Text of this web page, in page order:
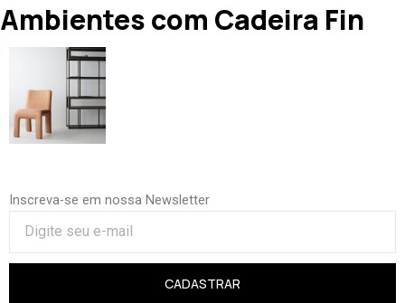
Ambientes com Cadeira Fin
Inscreva-se em nossa Newsletter
CADASTRAR